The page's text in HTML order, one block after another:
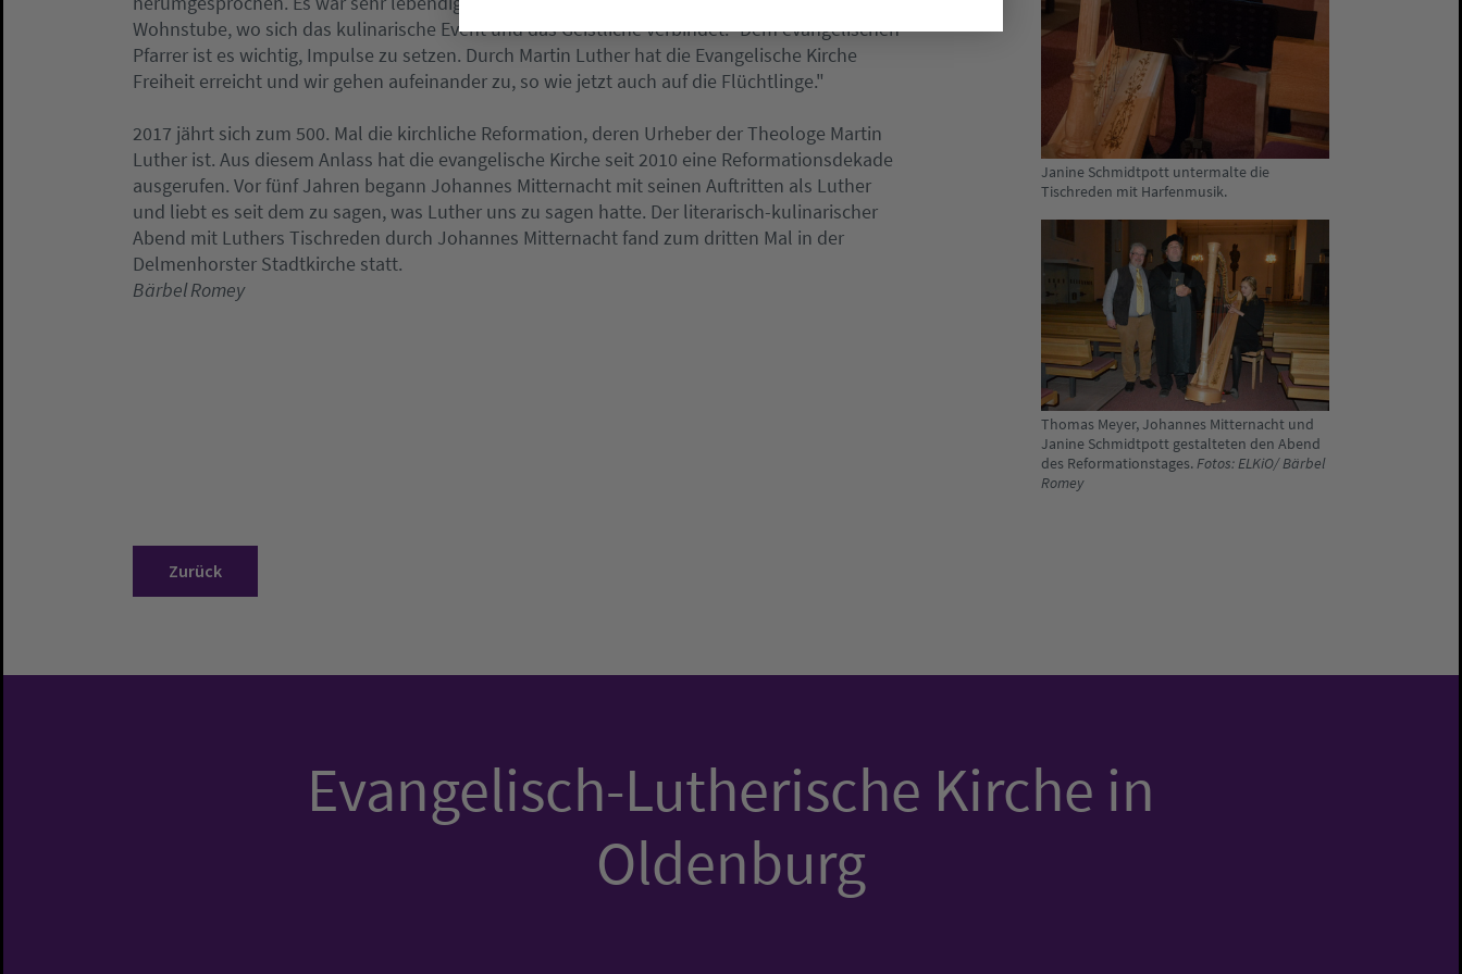
Wohnstube, wo sich das kulinarische Event und das Geistliche verbindet." Dem evangelischen
Pfarrer ist es wichtig, Impulse zu setzen. Durch Martin Luther hat die Evangelische Kirche
Freiheit erreicht und wir gehen aufeinander zu, so wie jetzt auch auf die Flüchtlinge."
2017 jährt sich zum 500. Mal die kirchliche Reformation, deren Urheber der Theologe Martin
Luther ist. Aus diesem Anlass hat die evangelische Kirche seit 2010 eine Reformationsdekade
ausgerufen. Vor fünf Jahren begann Johannes Mitternacht mit seinen Auftritten als Luther
und liebt es seit dem zu sagen, was Luther uns zu sagen hatte. Der literarisch-kulinarischer
Abend mit Luthers Tischreden durch Johannes Mitternacht fand zum dritten Mal in der
Delmenhorster Stadtkirche statt.
Bärbel Romey
Janine Schmidtpott untermalte die
Tischreden mit Harfenmusik.
Thomas Meyer, Johannes Mitternacht und
Janine Schmidtpott gestalteten den Abend
des Reformationstages.Fotos: ELKiO/ Bärbel
Romey
Zurück
Evangelisch-Lutherische Kirche in
Oldenburg